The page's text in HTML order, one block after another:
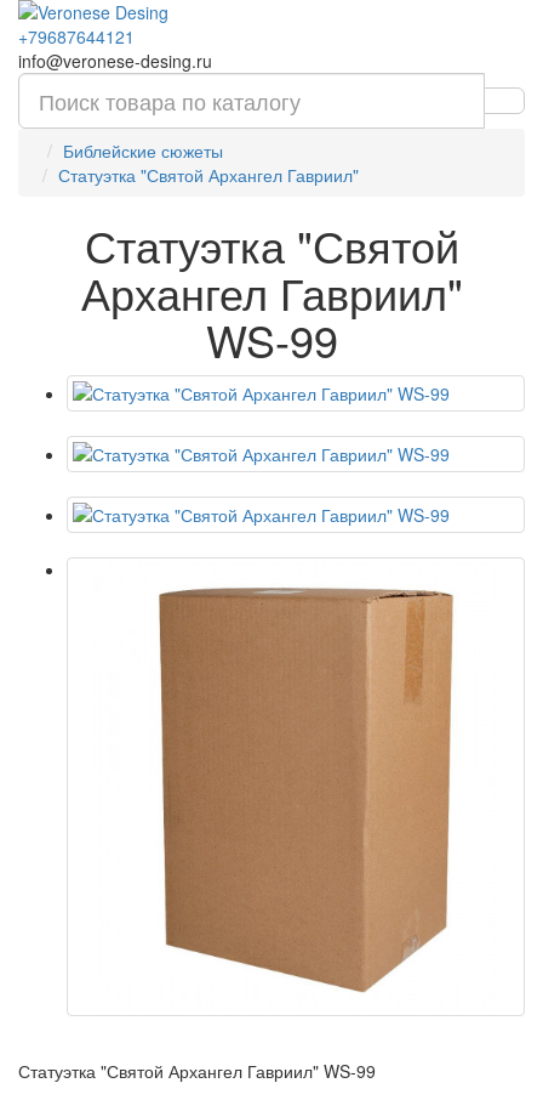
+79687644121
info@veronese-desing.ru
Библейские сюжеты
Статуэтка "Святой Архангел Гавриил"
Статуэтка "Святой
Архангел Гавриил"
WS-99
Статуэтка "Святой Архангел Гавриил" WS-99